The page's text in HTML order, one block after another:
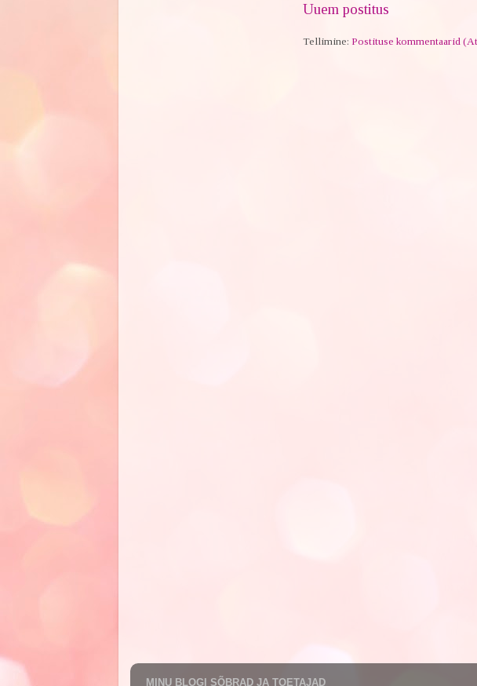
Uuem postitus
Tellimine: Postituse kommentaarid
MINU BLOGI SÕBRAD JA TOETAJAD